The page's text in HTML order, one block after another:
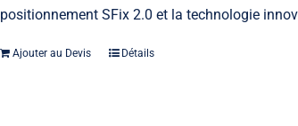
positionnement SFix 2.0 et la technologie
Ajouter au Devis Détails